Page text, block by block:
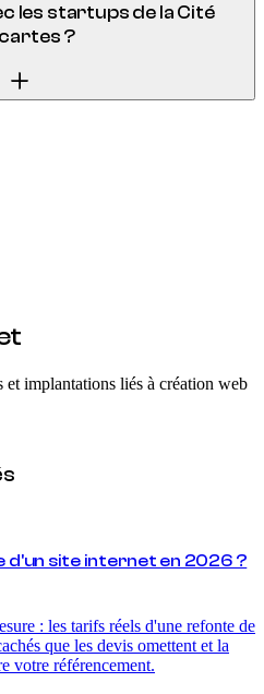
les startups de la Cité
?
et implantations liés à création web
d'un site internet en 2026 ?
: les tarifs réels d'une refonte de
que les devis omettent et la
votre référencement.